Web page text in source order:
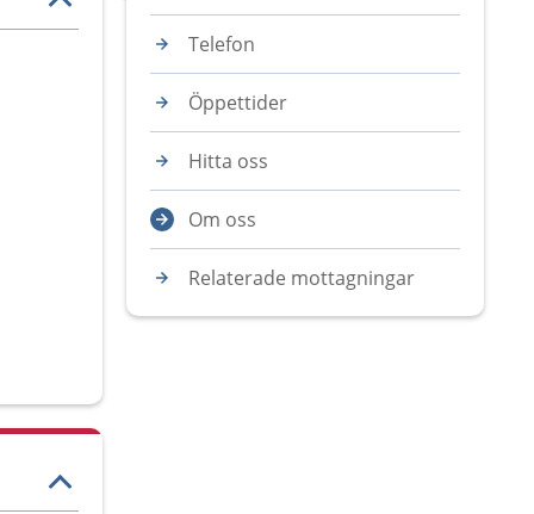
Telefon
Öppettider
Hitta oss
Om oss
Relaterade mottagningar